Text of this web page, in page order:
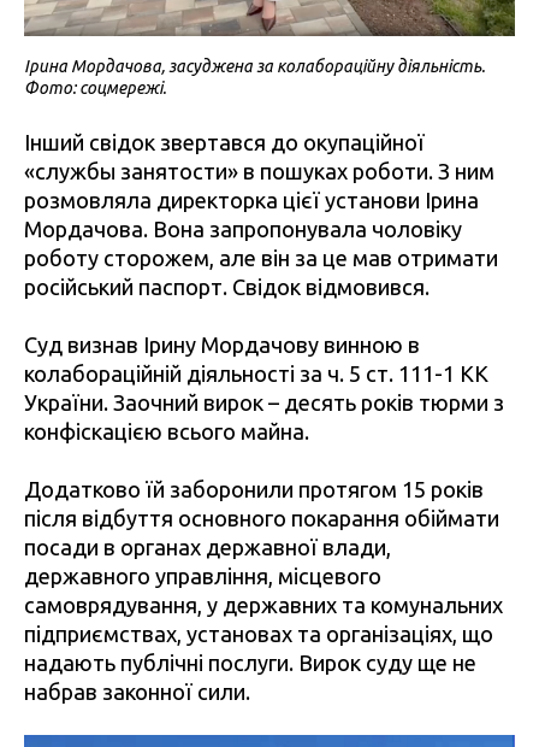
Ірина Мордачова, засуджена за колабораційну діяльність.
Фото: соцмережі.
Інший свідок звертався до окупаційної
«службы занятости» в пошуках роботи. З ним
розмовляла директорка цієї установи Ірина
Мордачова. Вона запропонувала чоловіку
роботу сторожем, але він за це мав отримати
російський паспорт. Свідок відмовився.
Суд визнав Ірину Мордачову винною в
колабораційній діяльності за ч. 5 ст. 111-1 КК
України. Заочний вирок – десять років тюрми з
конфіскацією всього майна.
Додатково їй заборонили протягом 15 років
після відбуття основного покарання обіймати
посади в органах державної влади,
державного управління, місцевого
самоврядування, у державних та комунальних
підприємствах, установах та організаціях, що
надають публічні послуги. Вирок суду ще не
набрав законної сили.